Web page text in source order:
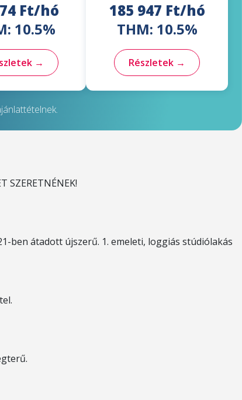
Ft/hó
10.5%
→
185 947 Ft/hó
THM: 10.5%
Részletek →
SZERETNÉNEK!
ben átadott újszerű. 1. emeleti, loggiás stúdiólakás